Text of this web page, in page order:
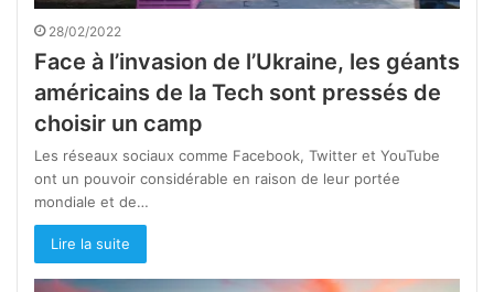
28/02/2022
Face à l’invasion de l’Ukraine, les géants
américains de la Tech sont pressés de
choisir un camp
Les réseaux sociaux comme Facebook, Twitter et YouTube
ont un pouvoir considérable en raison de leur portée
mondiale et de…
Lire la suite